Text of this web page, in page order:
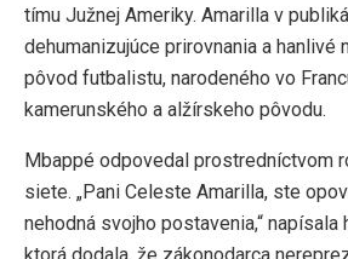
tímu Južnej Ameriky. Amarilla v
dehumanizujúce prirovnania a hanlivé
pôvod futbalistu, narodeného vo
kamerunského a alžírskeho pôvodu.
Mbappé odpovedal prostredníctvom
siete. „Pani Celeste Amarilla, ste
nehodná svojho postavenia,“ napísala